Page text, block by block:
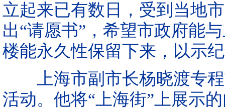
立起来已有数日，受到当地
出“请愿书”，希望市政府能
楼能永久性保留下来，以示
上海市副市长杨晓渡专程
活动。他将“上海街”上展示